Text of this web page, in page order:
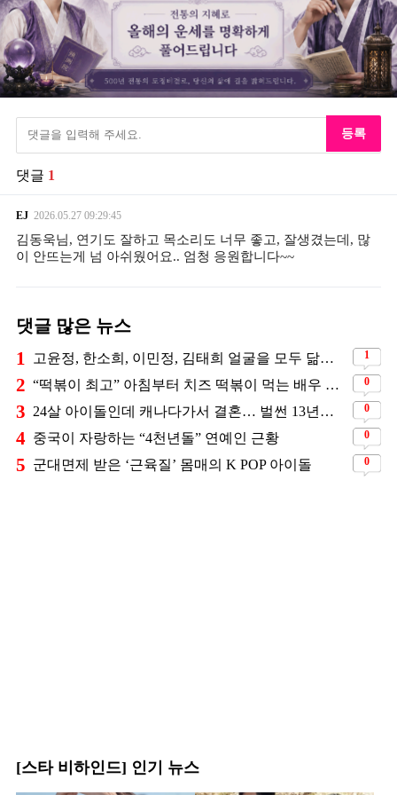
등록
댓글 1
EJ 2026.05.27 09:29:45
김동욱님, 연기도 잘하고 목소리도 너무 좋고, 잘생겼는데, 많
이 안뜨는게 넘 아쉬웠어요.. 엄청 응원합니다~~
댓글 많은 뉴스
1 고윤정, 한소희, 이민정, 김태희 얼굴을 모두 닮았다는 日배우 1
2 “떡볶이 최고” 아침부터 치즈 떡볶이 먹는 배우 윤세아의 특별한 식단 0
3 24살 아이돌인데 캐나다가서 결혼… 벌썬 13년차 3자녀 엄마 된 연예인 0
4 중국이 자랑하는 “4천년돌” 연예인 근황 0
5 군대면제 받은 ‘근육질’ 몸매의 K POP 아이돌 0
[스타 비하인드] 인기 뉴스